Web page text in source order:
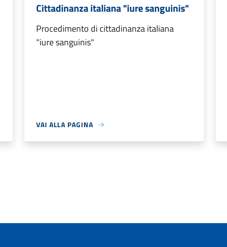
Cittadinanza italiana "iure sanguinis"
Procedimento di cittadinanza italiana
"iure sanguinis"
VAI ALLA PAGINA